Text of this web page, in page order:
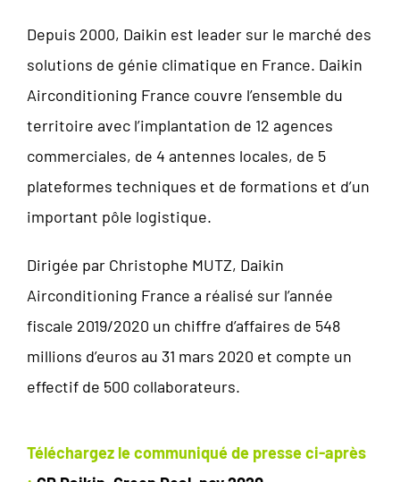
Depuis 2000, Daikin est leader sur le marché des
solutions de génie climatique en France. Daikin
Airconditioning France couvre l’ensemble du
territoire avec l’implantation de 12 agences
commerciales, de 4 antennes locales, de 5
plateformes techniques et de formations et d’un
important pôle logistique.
Dirigée par Christophe MUTZ, Daikin
Airconditioning France a réalisé sur l’année
fiscale 2019/2020 un chiffre d’affaires de 548
millions d’euros au 31 mars 2020 et compte un
effectif de 500 collaborateurs.
Téléchargez le communiqué de presse ci-après